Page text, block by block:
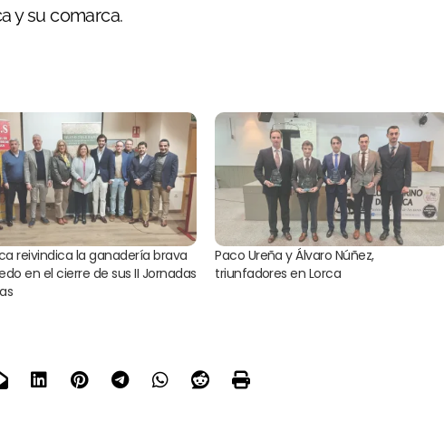
y su comarca.
reivindica la ganadería brava
en el cierre de sus II Jornadas
Paco Ureña y Álvaro Núñez,
triunfadores en Lorca